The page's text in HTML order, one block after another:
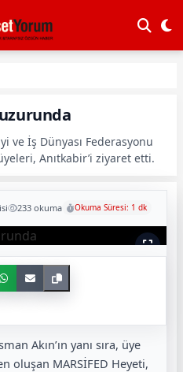
ve İş Dünyası Federasyonu
Anıtkabir’i ziyaret etti.
233 okuma Okuma Süresi: 1 dk
Akın’ın yanı sıra, üye
oluşan MARSİFED Heyeti,